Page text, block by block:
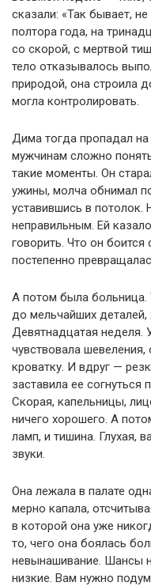
сказали: «Так бывает,
полтора года, на
со скорой, с мертвой
тело отказывалось
природой, она строила
могла контролировать.
Дима тогда пропадал
мужчинам сложно
такие моменты. Он
ужины, молча обнимал
уставившись в
неправильным. Ей
говорить. Что он
постепенно
А потом была больница.
до мельчайших
Девятнадцатая неделя.
чувствовала
кроватку. И вдруг —
заставила ее
Скорая, капельницы,
ничего хорошего. А
ламп, и тишина. Глухая,
звуки.
Она лежала в палате
мерно капала,
в которой она уже
то, чего она боялась
невынашивание. Шансы
низкие. Вам нужно